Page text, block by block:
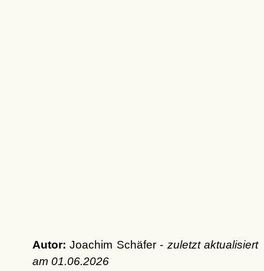
Autor: Joachim Schäfer - zuletzt aktualisiert
am 01.06.2026